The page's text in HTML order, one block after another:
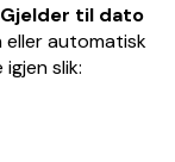
Gjelder til dato
automatisk
slik: